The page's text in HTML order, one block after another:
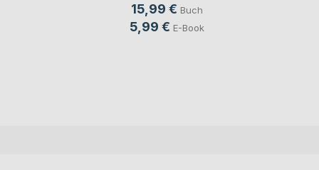
15,99 € Buch
5,99 € E-Book